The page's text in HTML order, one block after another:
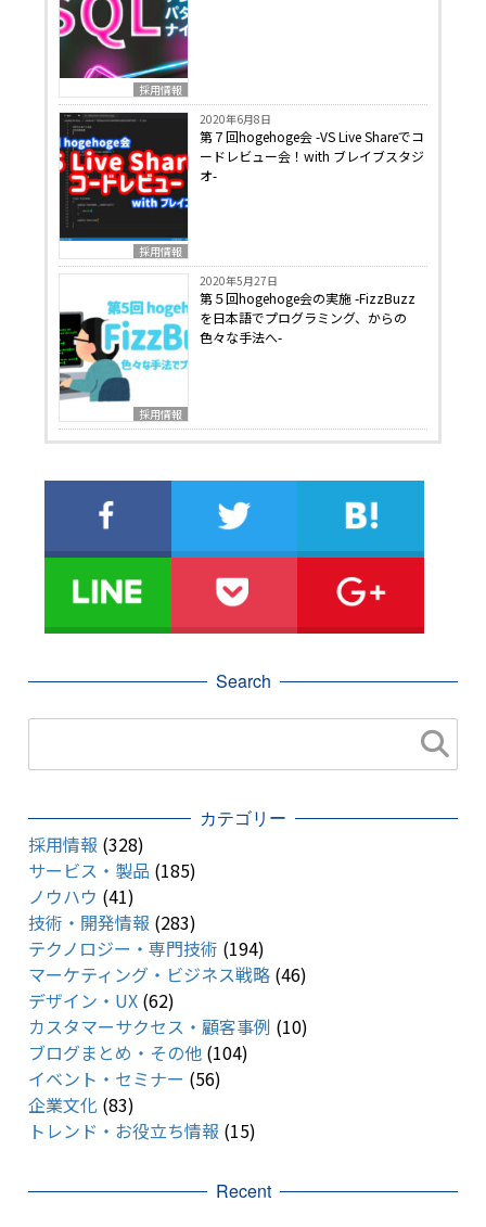
採用情報
採用情報
2020年6月8日
第７回hogehoge会 -VS Live Shareでコ
ードレビュー会！with ブレイブスタジ
オ-
採用情報
2020年5月27日
第５回hogehoge会の実施 -FizzBuzz
を日本語でプログラミング、からの
色々な手法へ-
Search
カテゴリー
採用情報 (328)
サービス・製品 (185)
ノウハウ (41)
技術・開発情報 (283)
テクノロジー・専門技術 (194)
マーケティング・ビジネス戦略(46)
デザイン・UX(62)
カスタマーサクセス・顧客事例 (10)
ブログまとめ・その他(104)
イベント・セミナー (56)
企業文化 (83)
トレンド・お役立ち情報 (15)
Recent